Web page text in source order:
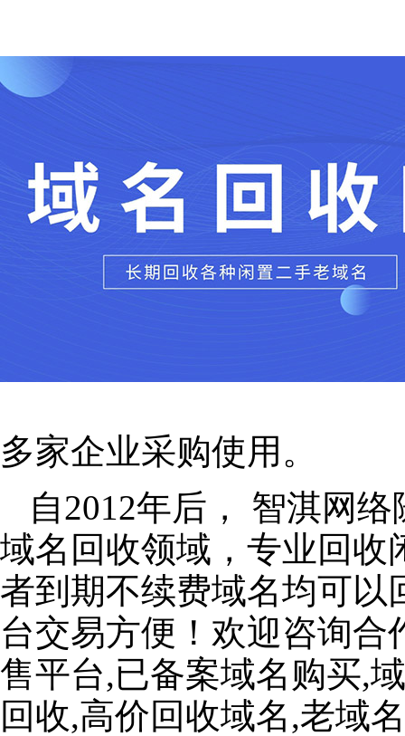
多家企业采购使用。
自2012年后， 智淇网
域名回收领域，专业回收
者到期不续费域名均可以
台交易方便！欢迎咨询
售平台,已备案域名购买,
回收,高价回收域名,老域